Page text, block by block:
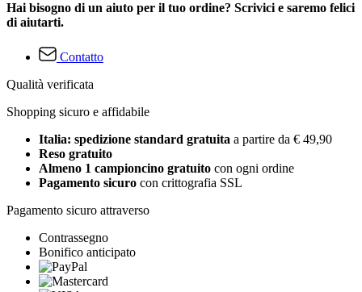
Hai bisogno di un aiuto per il tuo ordine? Scrivici e saremo felici
di aiutarti.
Contatto
Qualità verificata
Shopping sicuro e affidabile
Italia: spedizione standard gratuita a partire da € 49,90
Reso gratuito
Almeno 1 campioncino gratuito con ogni ordine
Pagamento sicuro con crittografia SSL
Pagamento sicuro attraverso
Contrassegno
Bonifico anticipato